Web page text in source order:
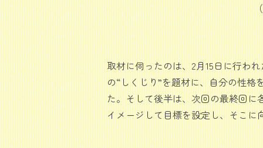
取材に伺ったのは、2月15日に行わ
の“しくじり”を題材に、自分の性
た。そして後半は、次回の最終回に
イメージして目標を設定し、そこ